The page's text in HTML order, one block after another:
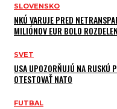
SLOVENSKO
NKÚ VARUJE PRED
MILIÓNOV EUR BOLO
SVET
USA UPOZORŇUJÚ NA RUSKÚ
OTESTOVAŤ NATO
FUTBAL